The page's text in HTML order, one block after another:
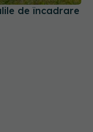
de încadrare